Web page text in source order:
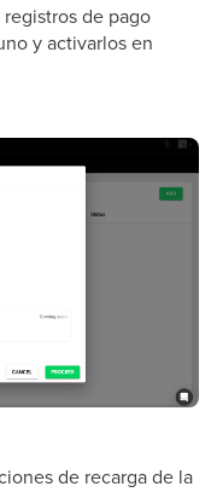
registros de pago
y activarlos en
de recarga de la